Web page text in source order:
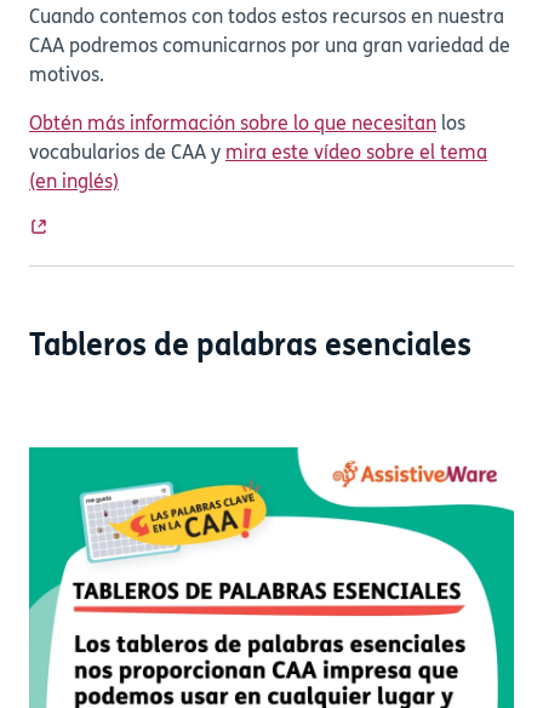
Cuando contemos con todos estos recursos en nuestra
CAA podremos comunicarnos por una gran variedad de
motivos.
Obtén más información sobre lo que necesitan los
vocabularios de CAA y mira este vídeo sobre el tema
(en inglés)
Tableros de palabras esenciales